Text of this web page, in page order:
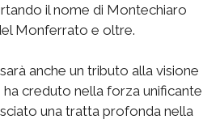
il nome di Montechiaro
Monferrato e oltre.
anche un tributo alla visione
creduto nella forza unificante
una tratta profonda nella